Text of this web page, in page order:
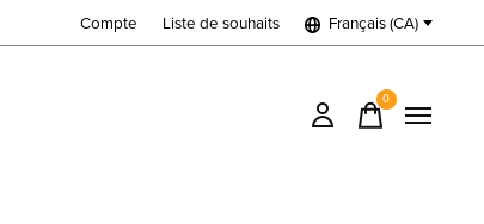
Compte Liste de souhaits Français (CA)
0items